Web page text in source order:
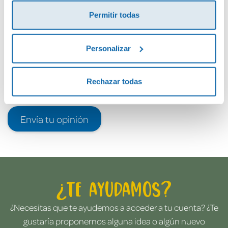
Permitir todas
Personalizar
Rechazar todas
Debes iniciar sesión para poder valorarlo
Envía tu opinión
¿Te ayudamos?
¿Necesitas que te ayudemos a acceder a tu cuenta? ¿Te
gustaría proponernos alguna idea o algún nuevo